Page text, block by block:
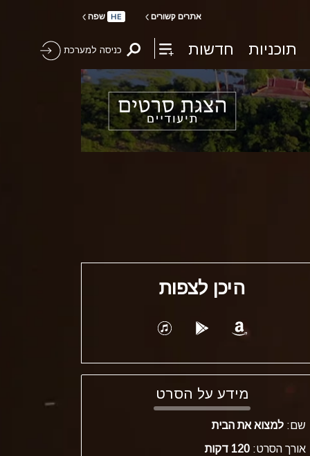
אתרים קשורים HE שפה
תוכניות חדשות כניסה למערכת
היכן לצפות
מידע על הסרט
שם: למצוא את הבית
אורך הסרט: 120 דקות